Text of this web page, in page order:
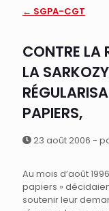
← SGPA-CGT
CONTRE LA
LA
PAPIERS,
23 août 2006 -
Au mois d’août
papiers »
soutenir leur